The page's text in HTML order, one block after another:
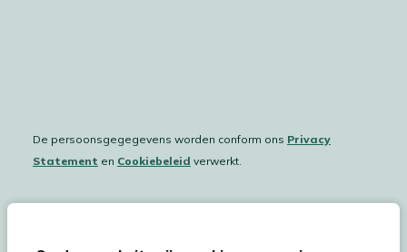
De persoonsgegegevens worden conform ons Privacy
Statement en Cookiebeleid verwerkt.